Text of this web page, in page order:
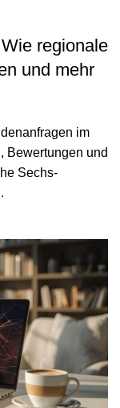
regionale
und mehr
im
Bewertungen und
Sechs-